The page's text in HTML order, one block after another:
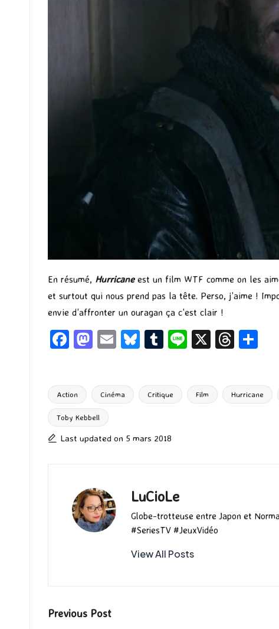
En résumé, Hurricane est un film WTF comme on les
et surtout qui nous prend pas la tête. Perso, j’aime !
envie d’affronter un ouragan ça c’est clair !
Fa
o
o
k
M
d
o
n
E
l
Bl
ky
T
bl
Li X
T
ds g
Tags:
Action Cinéma Critique Film Hurricane
Toby Kebbell
Last updated on 5 mars 2018
LuCioLe
Globe-trotteuse entre Japon et
#SeriesTV #JeuxVidéo
View All Posts
Post
Previous Post